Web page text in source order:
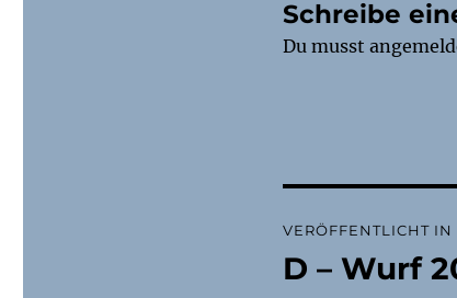
Schreibe
Du musst
VERÖFFENTLICHT IN
D – Wurf